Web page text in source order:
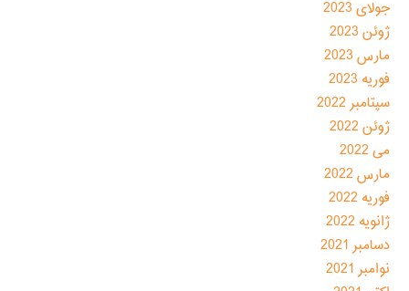
جولای 2023
ژوئن 2023
مارس 2023
فوریه 2023
سپتامبر 2022
ژوئن 2022
می 2022
مارس 2022
فوریه 2022
ژانویه 2022
دسامبر 2021
نوامبر 2021